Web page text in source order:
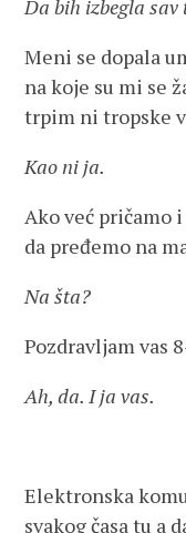
Da bih izbegla
Meni se dopala
na koje su mi se
trpim ni tropske
Kao ni ja.
Ako već pričamo
da pređemo na
Na šta?
Pozdravljam vas
Ah, da. I ja vas.
Elektronska
svakog časa tu a